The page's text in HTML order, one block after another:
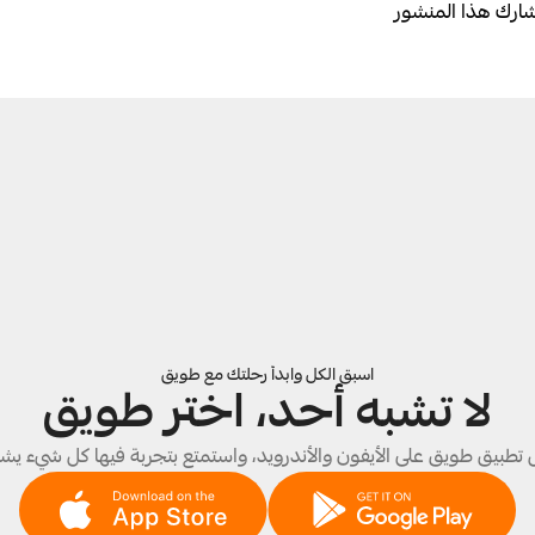
هذا المنشور
اسبق الكل وابدأ رحلتك مع طويق
لا تشبه أحد، اختر طويق
طويق على الأيفون والأندرويد، واستمتع بتجربة فيها كل شيء